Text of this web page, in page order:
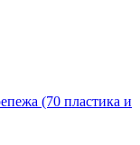
(70 пластика и